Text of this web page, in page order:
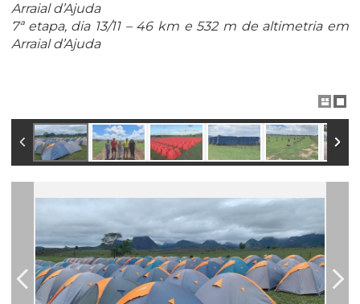
Arraial d’Ajuda
7ª etapa, dia 13/11 – 46 km e 532 m de altimetria em
Arraial d’Ajuda